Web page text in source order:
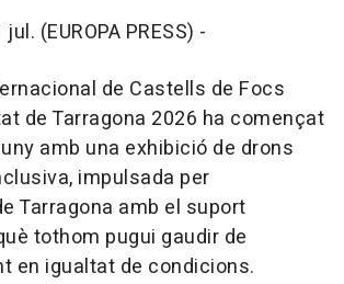
(EUROPA PRESS) -
de Castells de Focs
de Tarragona 2026 ha començat
amb una exhibició de drons
impulsada per
Tarragona amb el suport
tothom pugui gaudir de
en igualtat de condicions.